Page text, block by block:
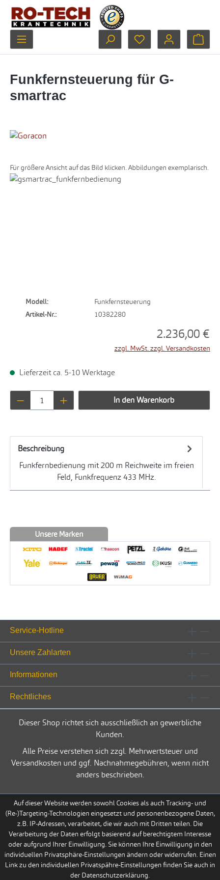
Zum Hauptinhalt springen
Du hast 0 Produkte
Funkfernsteuerung für G-
smartrac
Für größere Ansicht auf das Bild klicken. Abbildungen exemplarisch.
Bildergalerie überspringen
Modell:
Funkfernsteuerung
Artikel-Nr.:
10382280
2.236,00 €
zzgl. MwSt. zzgl. Versandkosten
Lieferzeit ca. 5-10 Werktage
Produkt Anzahl: Gib den gewünschten
In den Warenkorb
Beschreibung
Funkfernbedienung mit 200 m Reichweite im freien
Feld, Funkfrequenz 433 MHz.
Unsere Marken
Service-Hotline
Unsere Zahlarten
Informationen
Rechtliches
Dieser Shop richtet sich ausschließlich an gewerbliche
Kunden.
Alle Preise verstehen sich zzgl. Mehrwertsteuer und
Versandkosten und ggf. Nachnahmegebühren, wenn nicht
anders beschrieben.
Auf dieser Website werden sowohl Cookies als auch Tracking- und
(Re-)Targeting-Technologien eingesetzt und personenbezogene Daten,
z.B. IP-Adressen, verarbeitet, die wir auch mit Dritten teilen. Die
Verarbeitung der Daten erfolgt basierend auf berechtigtem Interesse
oder aufgrund Ihrer Einwilligung. Sie können Ihre Einwilligung in den
individuellen Privatsphäre-Einstellungen ändern oder widerrufen. Einen
Link zu den individuellen Privatspähre-Einstellungen finden Sie auch in
der Datenschutzerklärung.